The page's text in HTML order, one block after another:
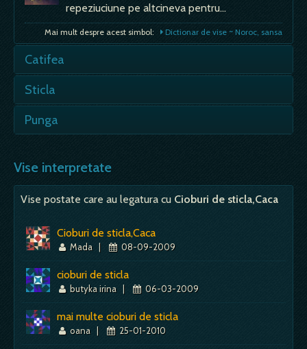
repeziuciune pe altcineva pentru…
Mai mult despre acest simbol: Dictionar de vise ~ Noroc, sansa
Catifea
culoarea si de dimensiunile materialului visat;
Sticla
inselat sau te vei insela de unul singur. Plina -
Mai mult despre acest simbol:
Punga
avea succes in dragoste, dar nu si in afaceri; -
se mai…
Mai mult despre acest simbol: Dictionar de vise ~ Punga
Vise interpretate
Vise postate care au legatura cu Cioburi de sticla,Caca
Cioburi de sticla,Caca
Mada | 08-09-2009
cioburi de sticla
butyka irina | 06-03-2009
mai multe cioburi de sticla
oana | 25-01-2010